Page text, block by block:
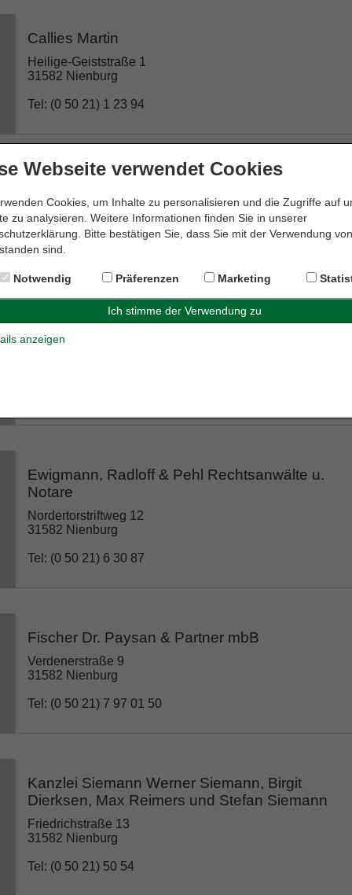
Webseite verwendet Cookies
Cookies, um Inhalte zu personalisieren und die Zugriffe auf
zu analysieren. Weitere Informationen finden Sie in unserer
Bitte bestätigen Sie, dass Sie mit der Verwendung
sind.
Notwendig Präferenzen Marketing
anzeigen
Callies Martin
Heilige-Geiststraße 1
31582 Nienburg
Tel: (0 50 21) 1 23 94
Weserstraße 19
31582 Nienburg
Tel: (0 50 21) 6 00 28 08
Ewigmann, Radloff & Pehl Rechtsanwälte u.
Notare
Nordertorstriftweg 12
31582 Nienburg
Tel: (0 50 21) 6 30 87
Fischer Dr. Paysan & Partner mbB
Verdenerstraße 9
31582 Nienburg
Tel: (0 50 21) 7 97 01 50
Kanzlei Siemann Werner Siemann, Birgit
Dierksen, Max Reimers und Stefan Siemann
Friedrichstraße 13
31582 Nienburg
Tel: (0 50 21) 50 54